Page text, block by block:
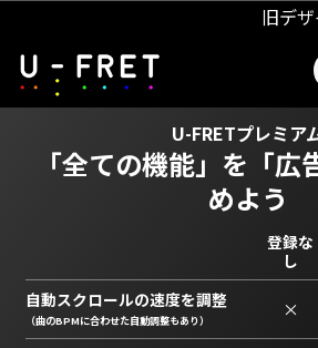
旧デ
U-FRETプレミア
「全ての機能」を 「
めよう
登録な
し
自動スクロールの速度を調整
（曲のBPMに合わせた自動調整もあり） ×